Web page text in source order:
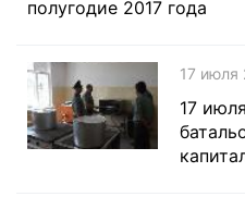
полугодие 2017 года
17 июля
17